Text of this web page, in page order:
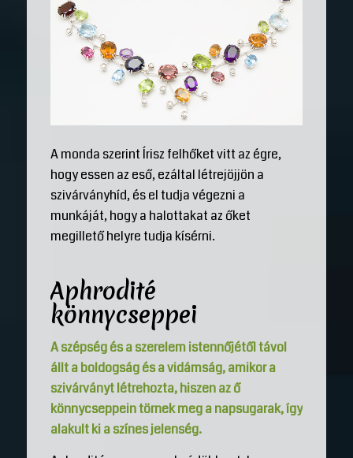
A monda szerint Írisz felhőket vitt az égre,
hogy essen az eső, ezáltal létrejöjjön a
szivárványhíd, és el tudja végezni a
munkáját, hogy a halottakat az őket
megillető helyre tudja kísérni.
Aphrodité
könnycseppei
A szépség és a szerelem istennőjétől távol
állt a boldogság és a vidámság, amikor a
szivárványt létrehozta, hiszen az ő
könnycseppein törnek meg a napsugarak, így
alakult ki a színes jelenség.